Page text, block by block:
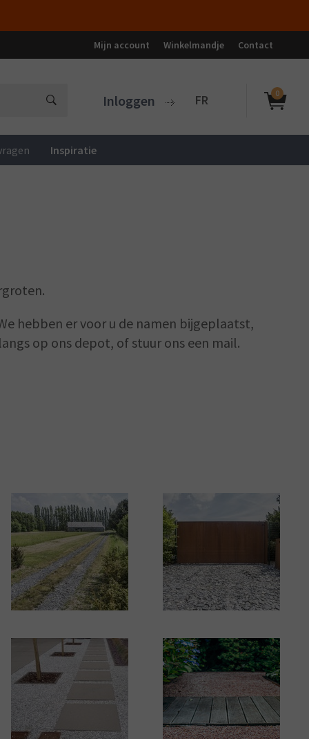
Mijn account Winkelmandje Contact
Inloggen FR 0
Inspiratie
hebben er voor u de namen bijgeplaatst,
op ons depot, of stuur ons een mail.